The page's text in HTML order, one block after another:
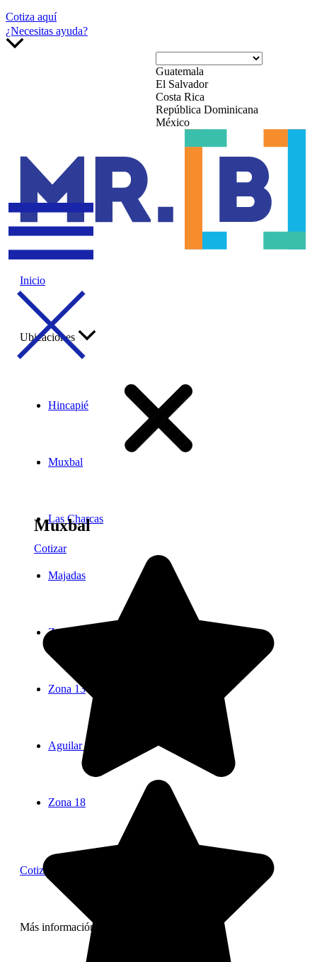
Cotiza aquí
¿Necesitas ayuda?
Guatemala
El Salvador
Costa Rica
República Dominicana
México
Inicio
Ubicaciones
Hincapié
Muxbal
Las Charcas
Majadas
Zona 4
Zona 13
Aguilar Batres
Zona 18
Cotizar
Más información
Muxbal
Cotizar